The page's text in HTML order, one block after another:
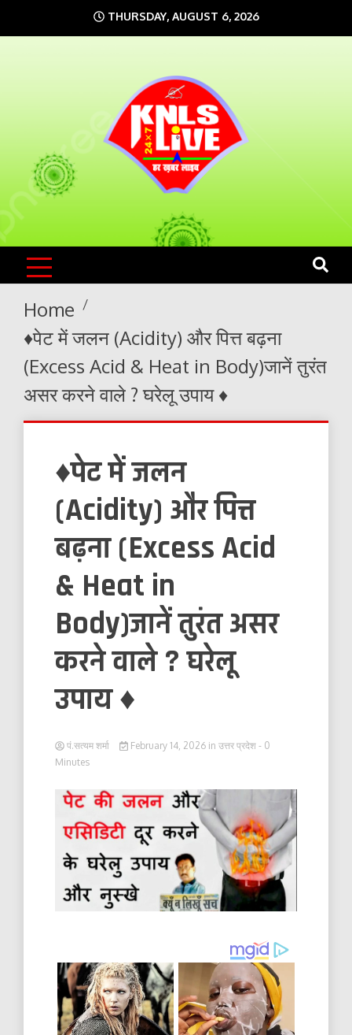
to
THURSDAY, AUGUST 6, 2026
KNLS LIVE
India`s No.1 News Portal
Home
♦️पेट में जलन (Acidity) और पित्त बढ़ना
(Excess Acid & Heat in Body)जानें तुरंत
असर करने वाले ? घरेलू उपाय ♦️
♦️पेट में जलन
(Acidity) और पित्त
बढ़ना (Excess Acid
& Heat in
Body)जानें तुरंत असर
करने वाले ? घरेलू
उपाय ♦️
पं.सत्यम शर्मा February 14, 2026 in उत्तर प्रदेश - 0
Minutes